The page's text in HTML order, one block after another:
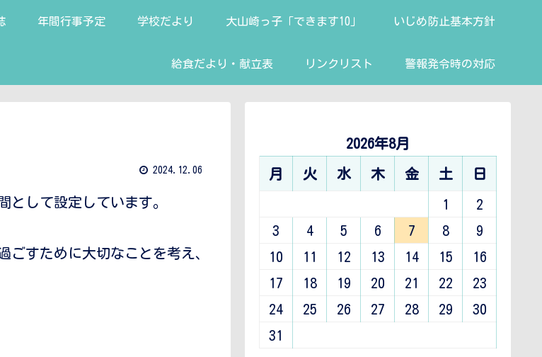
年間行事予定 学校だより 大山崎っ子「できます10」 いじめ防止基本方針
給食だより・献立表 リンクリスト 警報発令時の対応
2024.12.06
として設定しています。
ごすために大切なことを考え、
2026年8月
月 火 水 木 金 土 日
1
2
3
4 5 6 7 8
9
10
11 12 13 14 15
16
17
18 19 20 21 22
23
24
25 26 27 28 29
30
31